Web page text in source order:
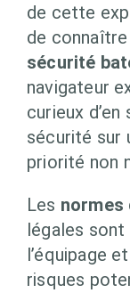
de cette
de
sécurité
navigateur
curieux d’en
sécurité sur
priorité non
Les normes
légales
l’équipage
risques